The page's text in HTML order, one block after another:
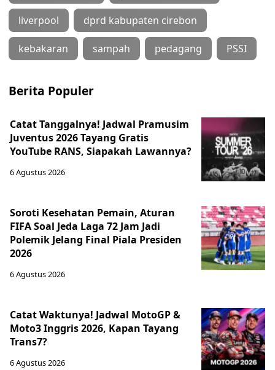
liverpool dprd kabupaten cirebon
kebakaran sampah pedagang PSSI
Berita Populer
Catat Tanggalnya! Jadwal Pramusim
Juventus 2026 Tayang Gratis
YouTube RANS, Siapakah Lawannya?
6 Agustus 2026
Soroti Kesehatan Pemain, Aturan
FIFA Soal Jeda Laga 72 Jam Jadi
Polemik Jelang Final Piala Presiden
2026
6 Agustus 2026
Catat Waktunya! Jadwal MotoGP &
Moto3 Inggris 2026, Kapan Tayang
Trans7?
6 Agustus 2026